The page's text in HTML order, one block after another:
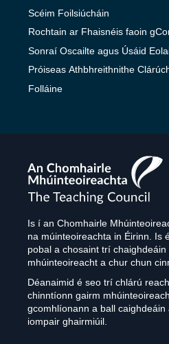
Scéim Foilsiúcháin
Rochtain ar Fhaisnéis faoin
Sonraí Oscailte agus Úsáid
Próiseas Athbhreithnithe
Folláine
The
Teaching
Council
Is í an Chomhairle
na múinteoireachta in Éirinn. Is
pobal a chosaint trí chaighdeáin
mhúinteoireacht a chur chun
Déanaimid é seo trí chlárú
chinntíonn gairm
gcomhlíonann a ball
iompair ghairmiúil.